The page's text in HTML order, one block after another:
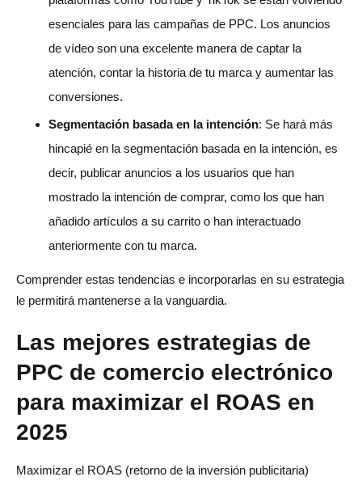
esenciales para las campañas de PPC. Los anuncios
de vídeo son una excelente manera de captar la
atención, contar la historia de tu marca y aumentar las
conversiones.
Segmentación basada en la intención: Se hará más
hincapié en la segmentación basada en la intención, es
decir, publicar anuncios a los usuarios que han
mostrado la intención de comprar, como los que han
añadido artículos a su carrito o han interactuado
anteriormente con tu marca.
Comprender estas tendencias e incorporarlas en su estrategia
le permitirá mantenerse a la vanguardia.
Las mejores estrategias de
PPC de comercio electrónico
para maximizar el ROAS en
2025
Maximizar el ROAS (retorno de la inversión publicitaria)